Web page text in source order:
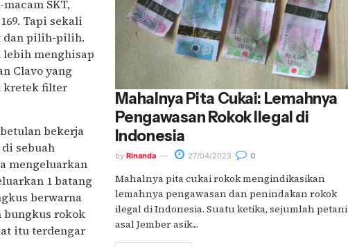
SKT,
Tapi sekali
dan pilih-pilih.
lebih menghisap
Clavo yang
kretek filter
bekerja
sebuah
mengeluarkan
1 batang
berwarna
bungkus rokok
itu terdengar
Mahalnya Pita Cukai: Lemahnya
Pengawasan Rokok Ilegal di
Indonesia
by Rinanda 27/04/2023 0
Mahalnya pita cukai rokok mengindikasikan
lemahnya pengawasan dan penindakan rokok
ilegal di Indonesia. Suatu ketika, sejumlah petani
asal Jember asik....